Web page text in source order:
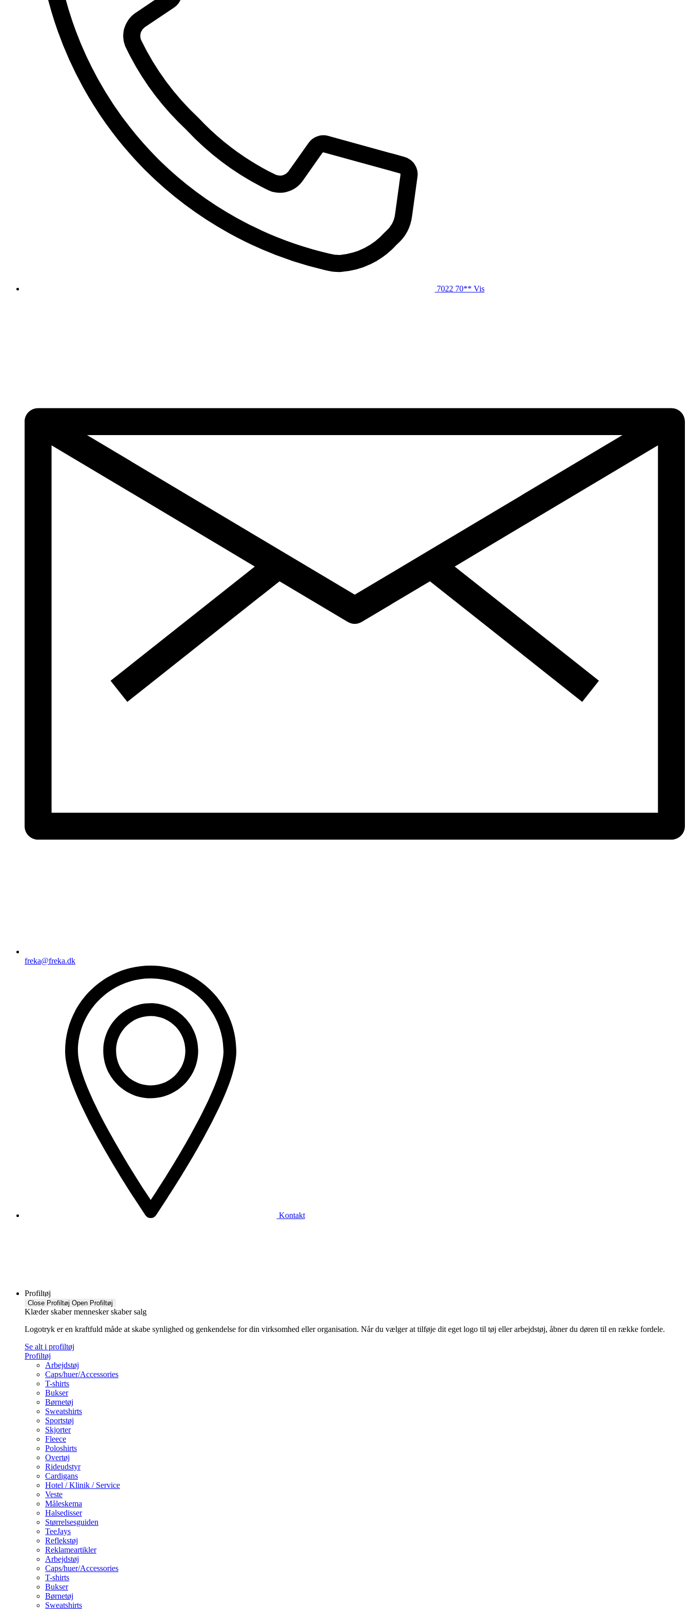
7022 70** Vis
freka@freka.dk
Kontakt
Profiltøj
Close Profiltøj Open Profiltøj
Klæder skaber mennesker skaber salg
Logotryk er en kraftfuld måde at skabe synlighed og genkendelse for din virksomhed eller organisation. Når du vælger at tilføje dit eget logo til tøj eller arbejdstøj, åbner du døren til en række fordele.
Se alt i profiltøj
Profiltøj
Arbejdstøj
Caps/huer/Accessories
T-shirts
Bukser
Børnetøj
Sweatshirts
Sportstøj
Skjorter
Fleece
Poloshirts
Overtøj
Rideudstyr
Cardigans
Hotel / Klinik / Service
Veste
Måleskema
Halsedisser
Størrelsesguiden
TeeJays
Reflekstøj
Reklameartikler
Arbejdstøj
Caps/huer/Accessories
T-shirts
Bukser
Børnetøj
Sweatshirts